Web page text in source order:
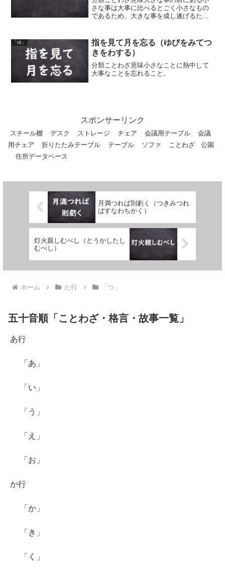
さな事は大事に比べるとごく小さなもの
であるため、大きな事を成し遂げるため
大きな事を行うには、どんな些細な事で
も油断をしないで注意しな...
「ゆ」
指を見て月を忘る（ゆびをみてつ
きをわする）
分類ことわざ意味小さなことに熱中して
大事なことを忘れること。
スポンサーリンク
スチール棚 デスク ストレージ チェア 会議用テーブル
会議
用チェア
折りたたみテーブル テーブル ソファ ことわざ
公園
住所データベース
月満つれば則虧く（つきみつれ
ばすなわちかく）
灯火親しむべし（とうかしたし
むべし）
ホーム た行 「つ」
五十音順「ことわざ・格言・故事一覧」
あ行
「あ」
「い」
「う」
「え」
「お」
か行
「か」
「き」
「く」